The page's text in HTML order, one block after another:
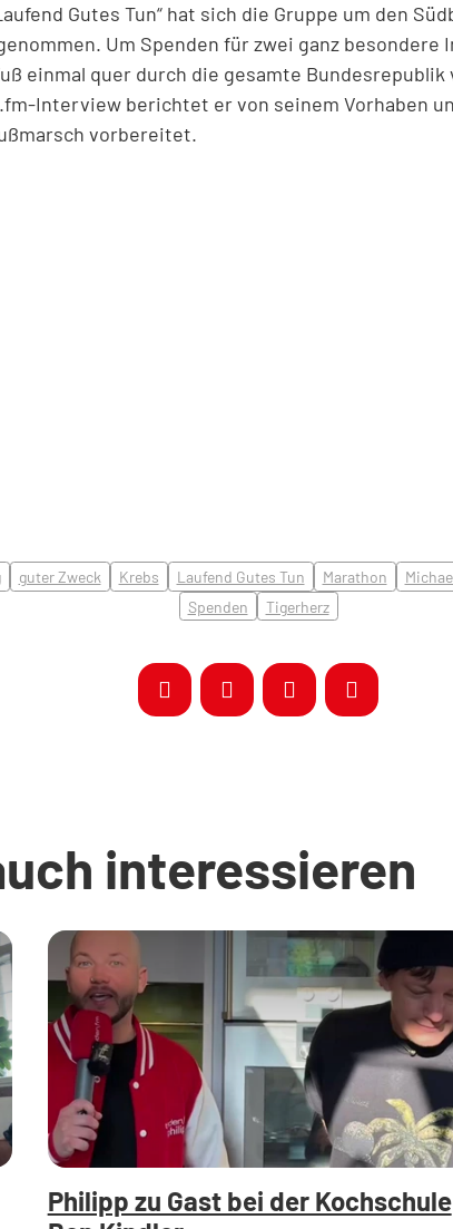
Gutes Tun“ hat sich die Gruppe um den
Um Spenden für zwei ganz besondere
einmal quer durch die gesamte Bundesrepublik
Interview berichtet er von seinem Vorhaben
vorbereitet.
guter Zweck Krebs Laufend Gutes Tun Marathon
Spenden
Tigerherz
interessieren
Philipp zu Gast bei der Kochschule